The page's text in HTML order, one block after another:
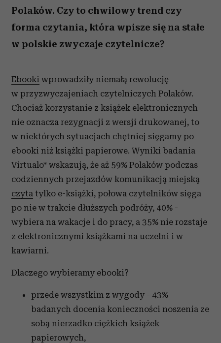
Polaków. Czy to chwilowy trend czy
forma czytania, która wpisze się na stałe
w polskie zwyczaje czytelnicze?
Ebooki wprowadziły niemałą rewolucję
w przyzwyczajeniach czytelniczych Polaków.
Chociaż korzystanie z książek elektronicznych
nie oznacza rezygnacji z wersji drukowanej, to
w niektórych sytuacjach chętniej sięgamy po
ebooki niż książki papierowe. Wyniki badania
Virtualo* wskazują, że aż 59% Polaków podczas
codziennych przejazdów komunikacją miejską
czyta tylko e-książki, połowa czytelników sięga
po nie w trakcie dłuższych podróży, 40% -
wybiera na wakacje i do pracy, a 35% nie rozstaje
z elektronicznymi książkami na uczelni i w
kawiarni.
Dlaczego wybieramy ebooki?
przede wszystkim z wygody - 43%
badanych docenia konieczności noszenia ze
sobą nierzadko ciężkich książek
papierowych,